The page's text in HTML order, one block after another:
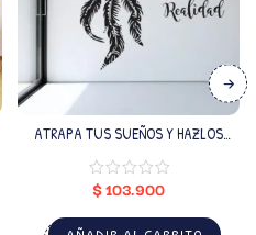
ATRAPA TUS SUEÑOS Y HAZLOS
$103.900